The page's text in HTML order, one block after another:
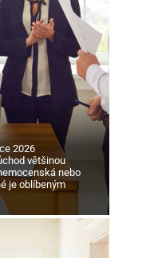
2026
většinou
nebo
je oblíbeným